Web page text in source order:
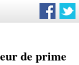
de prime